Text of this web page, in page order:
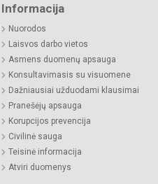
Informacija
Nuorodos
Laisvos darbo vietos
Asmens duomenų apsauga
Konsultavimasis su visuomene
Dažniausiai užduodami klausimai
Pranešėjų apsauga
Korupcijos prevencija
Civilinė sauga
Teisinė informacija
Atviri duomenys